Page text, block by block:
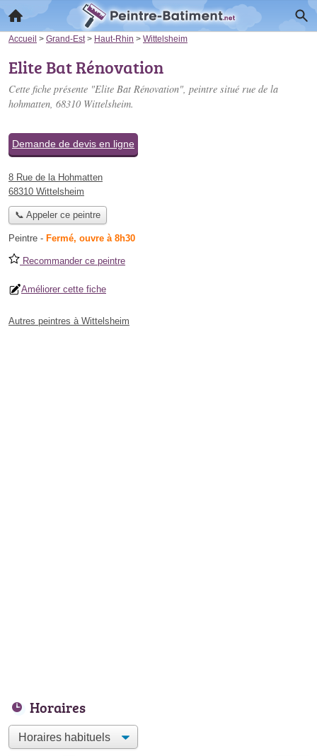
Accueil > Grand-Est > Haut-Rhin > Wittelsheim
Elite Bat Rénovation
Cette fiche présente "Elite Bat Rénovation", peintre situé rue de la
hohmatten, 68310 Wittelsheim.
Demande de devis en ligne
8 Rue de la Hohmatten
68310 Wittelsheim
📞 Appeler ce peintre
Peintre - Fermé, ouvre à 8h30
Recommander ce peintre
Améliorer cette fiche
Autres peintres à Wittelsheim
Horaires